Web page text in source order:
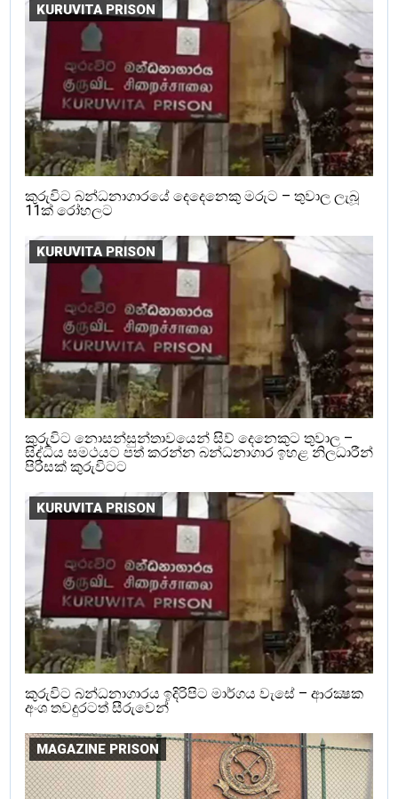
KURUVITA PRISON
කුරුවිට බන්ධනාගාරයේ දෙදෙනෙකු මරුට – තුවාල ලැබූ
11ක් රෝහලට
KURUVITA PRISON
කුරුවිට නොසන්සුන්තාවයෙන් සිව් දෙනෙකුට තුවාල –
සිද්ධිය සමථයට පත් කරන්න බන්ධනාගාර ඉහළ නිලධාරීන්
පිරිසක් කුරුවිටට
KURUVITA PRISON
කුරුවිට බන්ධනාගාරය ඉදිරිපිට මාර්ගය වැසේ – ආරක්‍ෂක
අංශ තවදුරටත් සීරුවෙන්
MAGAZINE PRISON